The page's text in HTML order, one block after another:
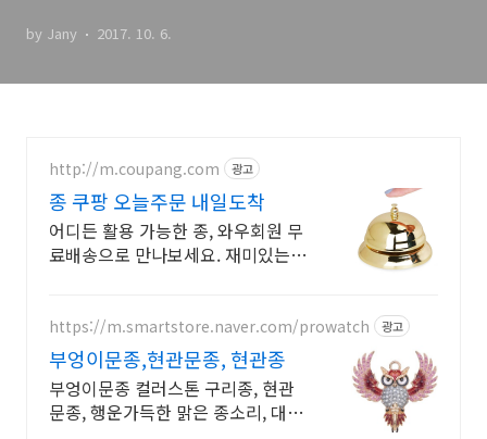
by Jany 2017. 10. 6.
http://m.coupang.com 광고
종 쿠팡 오늘주문 내일도착
어디든 활용 가능한 종, 와우회원 무
료배송으로 만나보세요. 재미있는
https://m.smartstore.naver.com/prowatch 광고
부엉이문종,현관문종, 현관종
부엉이문종 컬러스톤 구리종, 현관
문종, 행운가득한 맑은 종소리, 대박